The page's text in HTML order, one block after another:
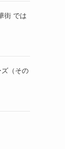
街 では
（その